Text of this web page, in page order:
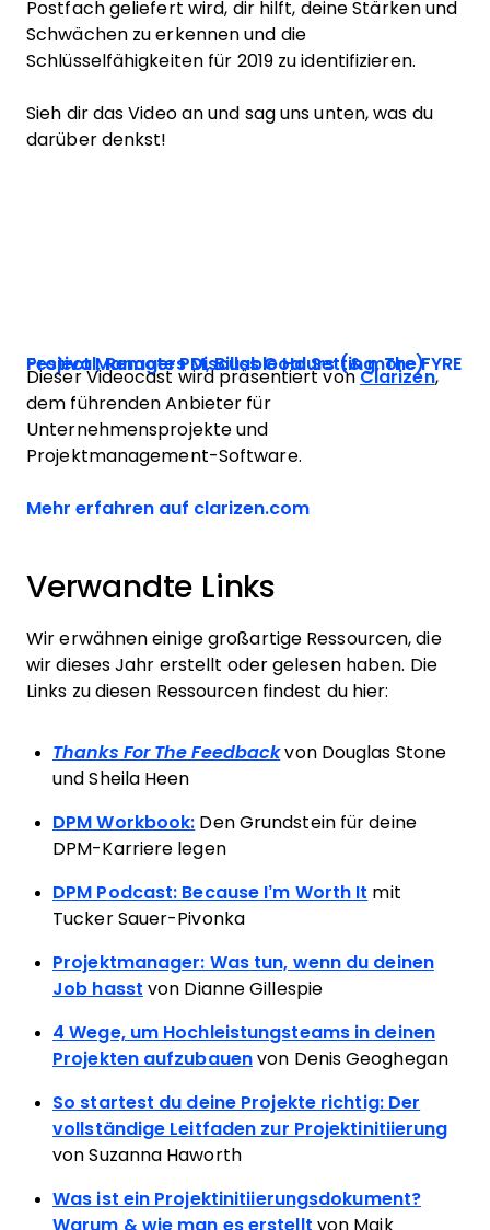
Postfach geliefert wird, dir hilft, deine Stärken und
Schwächen zu erkennen und die
Schlüsselfähigkeiten für 2019 zu identifizieren.
Sieh dir das Video an und sag uns unten, was du
darüber denkst!
Project Managers Discuss Goal Setting, The FYRE Festival, Remote PM, Billable Hours (& more)
Dieser Videocast wird präsentiert von Clarizen,
dem führenden Anbieter für
Unternehmensprojekte und
Projektmanagement-Software.
Mehr erfahren auf clarizen.comOpens new window
Verwandte Links
Wir erwähnen einige großartige Ressourcen, die
wir dieses Jahr erstellt oder gelesen haben. Die
Links zu diesen Ressourcen findest du hier:
Thanks For The Feedbackvon Douglas Stone
und Sheila Heen
DPM Workbook: Den Grundstein für deine
DPM-Karriere legen
DPM Podcast: Because I’m Worth It mit
Tucker Sauer-Pivonka
Projektmanager: Was tun, wenn du deinen
Job hasst von Dianne Gillespie
4 Wege, um Hochleistungsteams in deinen
Projekten aufzubauen von Denis Geoghegan
So startest du deine Projekte richtig: Der
vollständige Leitfaden zur Projektinitiierung
von Suzanna Haworth
Was ist ein Projektinitiierungsdokument?
Warum & wie man es erstellt von Maik